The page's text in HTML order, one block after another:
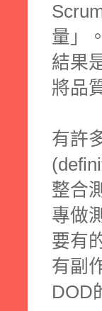
量」
結果
將品
有許
整合
專做
要有
有副
DOD